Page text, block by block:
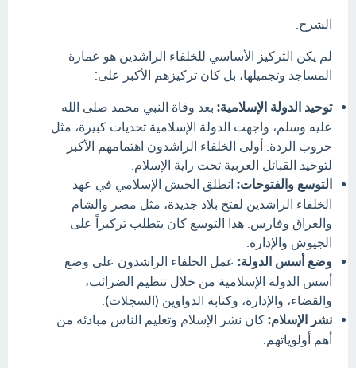
الشرح:
لم يكن التركيز الأساسي للخلفاء الراشدين هو عمارة
المساجد وتجميلها، بل كان تركيزهم الأكبر على:
توحيد الدولة الإسلامية: بعد وفاة النبي محمد صلى الله
عليه وسلم، واجهت الدولة الإسلامية تحديات كبيرة، مثل
حروب الردة. أولى الخلفاء الراشدون اهتمامهم الأكبر
لتوحيد القبائل العربية تحت راية الإسلام.
التوسع والفتوحات: انطلق الجيش الإسلامي في عهد
الخلفاء الراشدين لفتح بلاد جديدة، مثل مصر والشام
والعراق وفارس. هذا التوسع كان يتطلب تركيزاً على
الجيوش والإدارة.
وضع أسس الدولة: عمل الخلفاء الراشدون على وضع
أسس الدولة الإسلامية من خلال تنظيم الضرائب،
والقضاء، والإدارة، وكتابة الدواوين (السجلات).
نشر الإسلام: كان نشر الإسلام وتعليم الناس مبادئه من
أهم أولوياتهم.